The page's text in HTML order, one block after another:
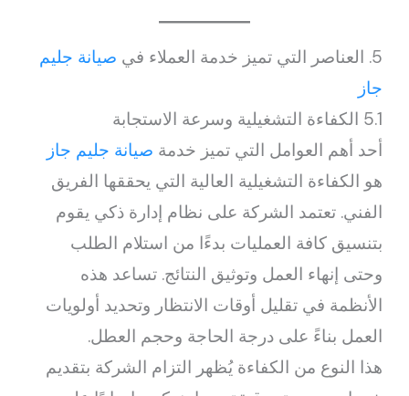
5. العناصر التي تميز خدمة العملاء في
صيانة جليم
جاز
5.1 الكفاءة التشغيلية وسرعة الاستجابة
أحد أهم العوامل التي تميز خدمة صيانة جليم جاز
هو الكفاءة التشغيلية العالية التي يحققها الفريق
الفني. تعتمد الشركة على نظام إدارة ذكي يقوم
بتنسيق كافة العمليات بدءًا من استلام الطلب
وحتى إنهاء العمل وتوثيق النتائج. تساعد هذه
الأنظمة في تقليل أوقات الانتظار وتحديد أولويات
العمل بناءً على درجة الحاجة وحجم العطل.
هذا النوع من الكفاءة يُظهر التزام الشركة بتقديم